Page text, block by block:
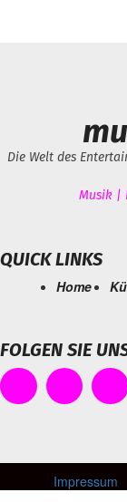
Die Welt des
Musik |
QUICK LINKS
Home
FOLGEN SIE
Impressum